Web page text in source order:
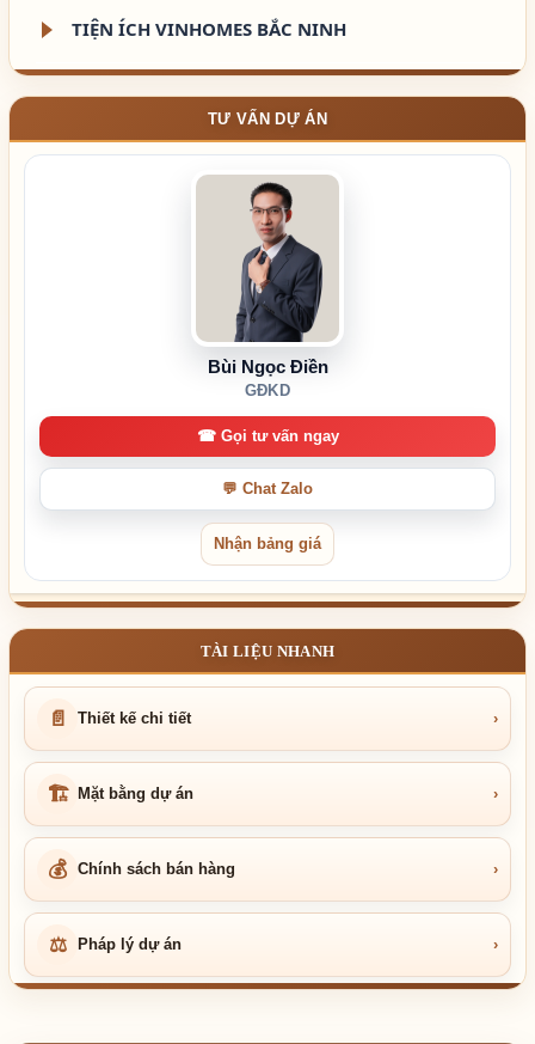
TIỆN ÍCH VINHOMES BẮC NINH
TƯ VẤN DỰ ÁN
Bùi Ngọc Điền
GĐKD
☎ Gọi tư vấn ngay
💬 Chat Zalo
Nhận bảng giá
TÀI LIỆU NHANH
📄 Thiết kế chi tiết ›
🏗 Mặt bằng dự án ›
💰 Chính sách bán hàng ›
⚖ Pháp lý dự án ›